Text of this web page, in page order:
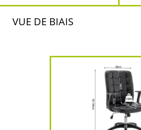
VUE DE BIAIS